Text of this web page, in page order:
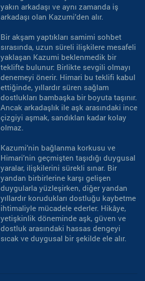
yakın arkadaşı ve aynı zamanda iş
arkadaşı olan Kazumi’den alır.
Bir akşam yaptıkları samimi sohbet
sırasında, uzun süreli ilişkilere mesafeli
yaklaşan Kazumi beklenmedik bir
teklifte bulunur: Birlikte sevgili olmayı
denemeyi önerir. Himari bu teklifi kabul
ettiğinde, yıllardır süren sağlam
dostlukları bambaşka bir boyuta taşınır.
Ancak arkadaşlık ile aşk arasındaki ince
çizgiyi aşmak, sandıkları kadar kolay
olmaz.
Kazumi’nin bağlanma korkusu ve
Himari’nin geçmişten taşıdığı duygusal
yaralar, ilişkilerini sürekli sınar. Bir
yandan birbirlerine karşı gelişen
duygularla yüzleşirken, diğer yandan
yıllardır korudukları dostluğu kaybetme
ihtimaliyle mücadele ederler. Hikâye,
yetişkinlik döneminde aşk, güven ve
dostluk arasındaki hassas dengeyi
sıcak ve duygusal bir şekilde ele alır.